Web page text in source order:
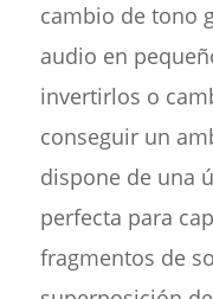
cambio de tono
audio en
invertirlos o
conseguir un
dispone de una
perfecta para
fragmentos de